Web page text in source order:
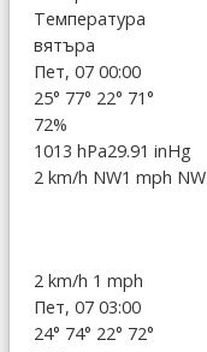
Температура
вятъра
Пет, 07 00:00
25° 77° 22° 71°
72%
1013 hPa29.91 inHg
2 km/h NW1 mph NW
2 km/h 1 mph
Пет, 07 03:00
24° 74° 22° 72°